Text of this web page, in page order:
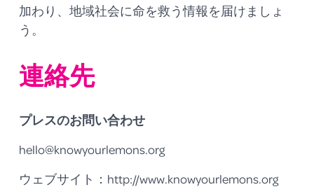
加わり、地域社会に命を救う情報を届けましょ
う。
連絡先
プレスのお問い合わせ
hello@knowyourlemons.org
ウェブサイト：http://www.knowyourlemons.org